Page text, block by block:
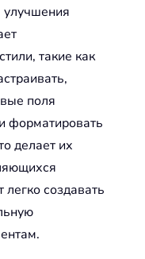
улучшения
такие как
поля
форматировать
делает их
создавать